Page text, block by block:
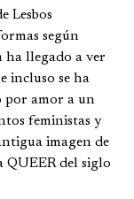
Lesbos
según
ha llegado a ver
incluso se ha
por amor a un
feministas y
imagen de
QUEER del siglo